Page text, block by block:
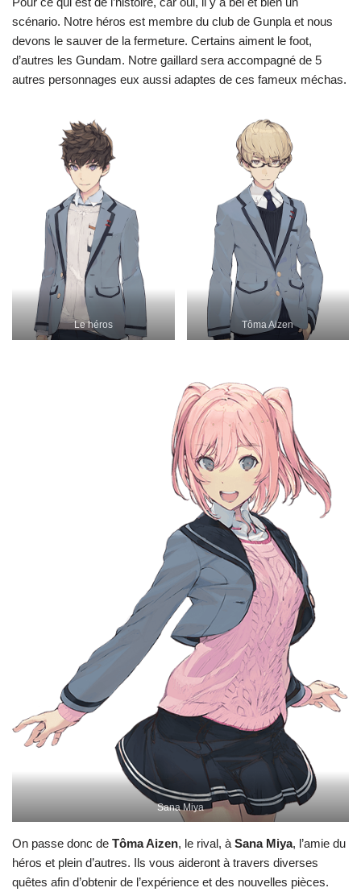
scénario. Notre héros est membre du club de Gunpla et nous
devons le sauver de la fermeture. Certains aiment le foot,
d’autres les Gundam. Notre gaillard sera accompagné de 5
autres personnages eux aussi adaptes de ces fameux méchas.
Le héros Tôma Aizen
Sana Miya
On passe donc de Tôma Aizen, le rival, à Sana Miya, l’amie du
héros et plein d’autres. Ils vous aideront à travers diverses
quêtes afin d’obtenir de l’expérience et des nouvelles pièces.